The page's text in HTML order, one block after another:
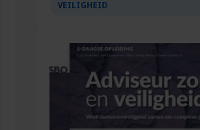
VEILIGHEID